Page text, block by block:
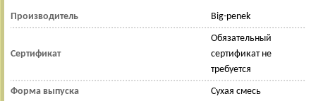
Производитель Big-penek
Сертификат
Обязательный
сертификат не
требуется
Форма выпуска Сухая смесь